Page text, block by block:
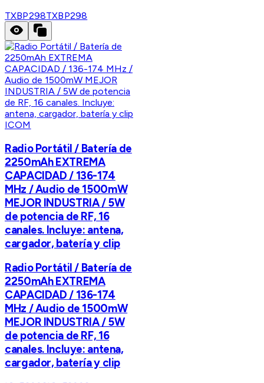
TXBP298TXBP298
ICOM
Radio Portátil / Batería de
2250mAh EXTREMA
CAPACIDAD / 136-174
MHz / Audio de 1500mW
MEJOR INDUSTRIA / 5W
de potencia de RF, 16
canales. Incluye: antena,
cargador, batería y clip
Radio Portátil / Batería de
2250mAh EXTREMA
CAPACIDAD / 136-174
MHz / Audio de 1500mW
MEJOR INDUSTRIA / 5W
de potencia de RF, 16
canales. Incluye: antena,
cargador, batería y clip